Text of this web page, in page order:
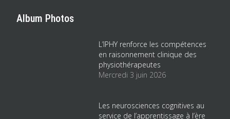
Album Photos
L’IPHY renforce les compétences
en raisonnement clinique des
physiothérapeutes
Mercredi 3 juin 2026
Les neurosciences cognitives au
service de l’apprentissage à l’ère